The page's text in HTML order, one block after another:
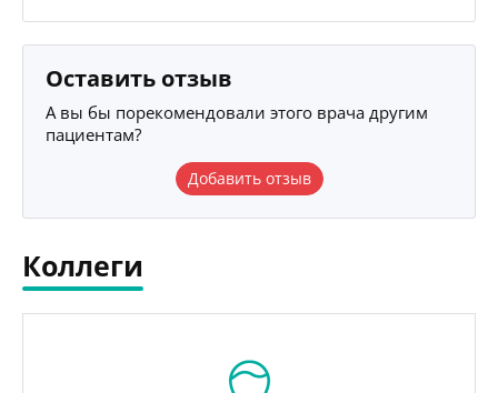
Оставить отзыв
А вы бы порекомендовали этого врача другим
пациентам?
Добавить отзыв
Коллеги